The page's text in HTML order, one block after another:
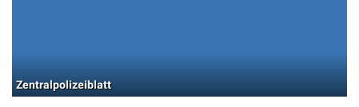
Zentralpolizeiblatt